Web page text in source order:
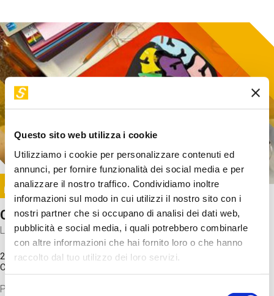
Questo sito web utilizza i cookie
Utilizziamo i cookie per personalizzare contenuti ed
annunci, per fornire funzionalità dei social media e per
analizzare il nostro traffico. Condividiamo inoltre
informazioni sul modo in cui utilizzi il nostro sito con i
nostri partner che si occupano di analisi dei dati web,
pubblicità e social media, i quali potrebbero combinarle
con altre informazioni che hai fornito loro o che hanno
raccolto dal tuo utilizzo dei loro servizi.
Selezione
Image
SUNDAY@STEP
Come funziona il cervello?
Laboratorio
20 Set 2026 / 11:15 - 13:00
Costo
Proveremo a costruire un cervello in cartoncino cercando di